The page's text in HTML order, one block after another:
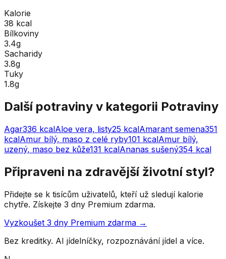
Kalorie
38 kcal
Bílkoviny
3.4g
Sacharidy
3.8g
Tuky
1.8g
Další potraviny v kategorii Potraviny
Agar336 kcalAloe vera, listy25 kcalAmarant semena351
kcalAmur bílý, maso z celé ryby101 kcalAmur bílý,
uzený, maso bez kůže131 kcalAnanas sušený354 kcal
Připraveni na zdravější životní styl?
Přidejte se k tisícům uživatelů, kteří už sledují kalorie
chytře. Získejte 3 dny Premium zdarma.
Vyzkoušet 3 dny Premium zdarma →
Bez kreditky. AI jídelníčky, rozpoznávání jídel a více.